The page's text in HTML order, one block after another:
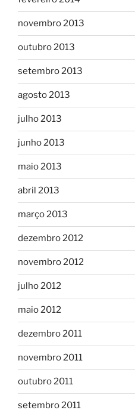
novembro 2013
outubro 2013
setembro 2013
agosto 2013
julho 2013
junho 2013
maio 2013
abril 2013
março 2013
dezembro 2012
novembro 2012
julho 2012
maio 2012
dezembro 2011
novembro 2011
outubro 2011
setembro 2011